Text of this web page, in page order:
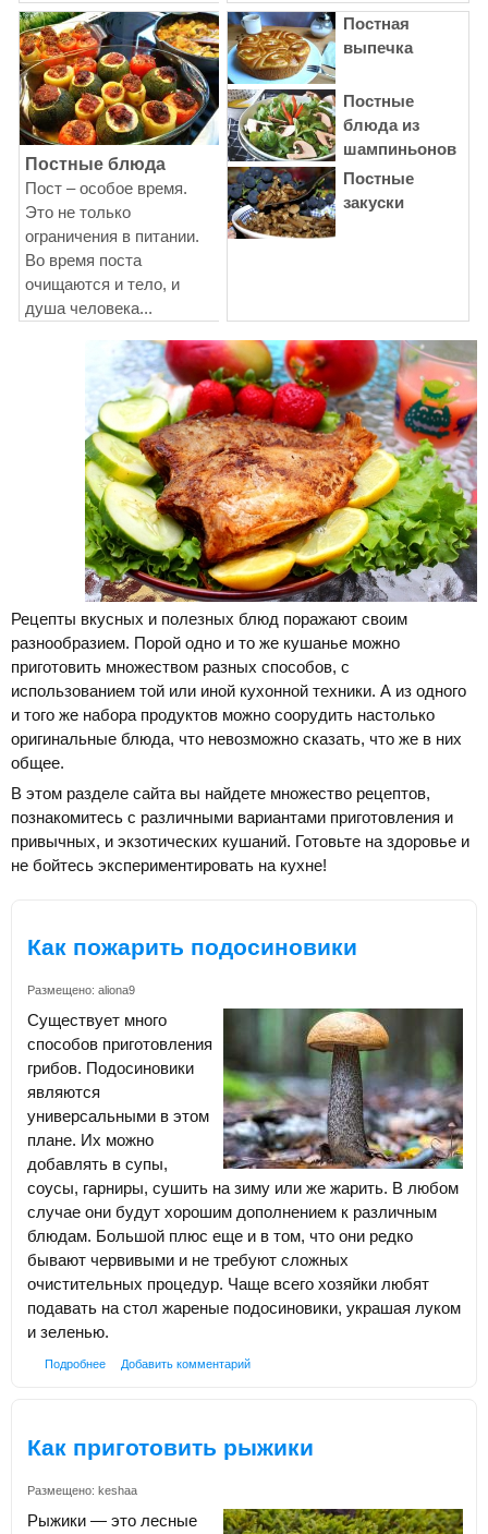
Постные блюда
Пост – особое время.
Это не только
ограничения в питании.
Во время поста
очищаются и тело, и
душа человека...
Постная
выпечка
Постные
блюда из
шампиньонов
Постные
закуски
Рецепты вкусных и полезных блюд поражают своим
разнообразием. Порой одно и то же кушанье можно
приготовить множеством разных способов, с
использованием той или иной кухонной техники. А из одного
и того же набора продуктов можно соорудить настолько
оригинальные блюда, что невозможно сказать, что же в них
общее.
В этом разделе сайта вы найдете множество рецептов,
познакомитесь с различными вариантами приготовления и
привычных, и экзотических кушаний. Готовьте на здоровье и
не бойтесь экспериментировать на кухне!
Как пожарить подосиновики
Размещено: aliona9
Существует много
способов приготовления
грибов. Подосиновики
являются
универсальными в этом
плане. Их можно
добавлять в супы,
соусы, гарниры, сушить на зиму или же жарить. В любом
случае они будут хорошим дополнением к различным
блюдам. Большой плюс еще и в том, что они редко
бывают червивыми и не требуют сложных
очистительных процедур. Чаще всего хозяйки любят
подавать на стол жареные подосиновики, украшая луком
и зеленью.
Подробнее Добавить комментарий
Как приготовить рыжики
Размещено: keshaa
Рыжики — это лесные